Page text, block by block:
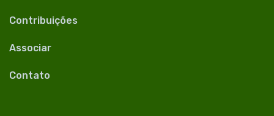
Contribuições
Associar
Contato